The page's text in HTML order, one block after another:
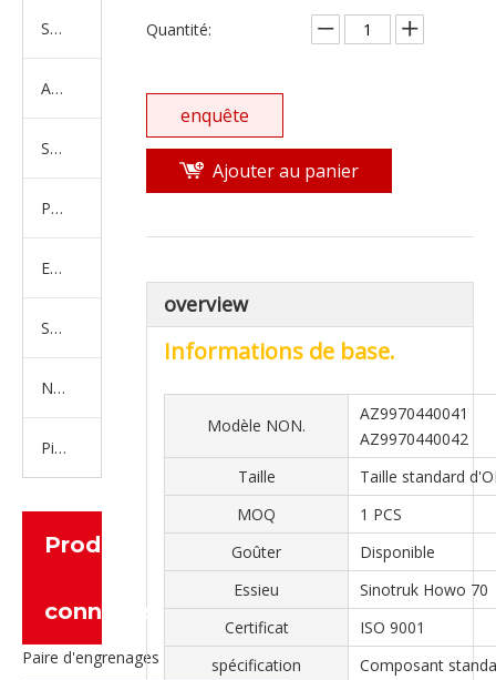
Série de suspension équilibrée
Amortisseur Série
Système de direction
Produits en caoutchouc
Embrayage Série
Série de bras de réglage
Nouvelles pièces de camion d'énergie
Pièces de moteur
Produits
connexes
Paire d'engrenages coniques à essieu moyen 27/18 pour pièces de rechange de camion Ankai & BENZ Foton Auman HFF2502040/41CK1BZ
Quantité:
enquête
Ajouter au panier
overview
Informations de base.
Modèle NON.
AZ9970440041
AZ9970440042
Taille
Taille standard
MOQ
1 PCS
Goûter
Disponible
Essieu
Sinotruk Howo 70
Certificat
ISO 9001
spécification
Composant